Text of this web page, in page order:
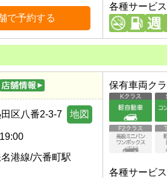
で予約する
各種サービス
区八番2-3-7 地図
港線/六番町駅
保有車両ク
各種サービス